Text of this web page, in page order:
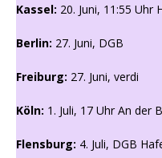
Kassel: 20. Juni, 11:55 Uhr
Berlin: 27. Juni, DGB
Freiburg: 27. Juni, verdi
Köln: 1. Juli, 17 Uhr An der
Flensburg: 4. Juli, DGB